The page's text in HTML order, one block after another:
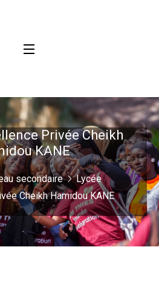
Privée Cheikh
KANE
secondaire
Lycée
Cheikh Hamidou KANE